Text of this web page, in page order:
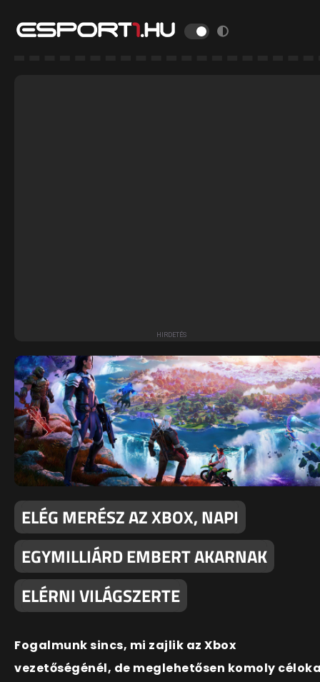
ELÉG MERÉSZ AZ XBOX, NAPI
EGYMILLIÁRD EMBERT AKARNAK
ELÉRNI VILÁGSZERTE
Fogalmunk sincs, mi zajlik az Xbox
vezetőségénél, de meglehetősen komoly